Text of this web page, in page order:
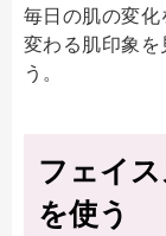
毎日の肌の変
変わる肌印象
う。
フェイ
を使う